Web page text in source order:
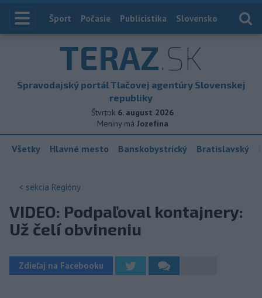
Index
Šport Počasie Publicistika Slovensko
TERAZ.SK
Spravodajský portál Tlačovej agentúry Slovenskej
republiky
Štvrtok 6. august 2026
Meniny má Jozefína
Všetky Hlavné mesto Banskobystrický Bratislavský
< sekcia Regióny
VIDEO: Podpaľoval kontajnery:
Už čelí obvineniu
Zdieľaj na Facebooku